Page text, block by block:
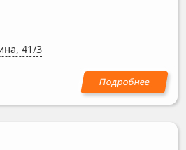
41/3